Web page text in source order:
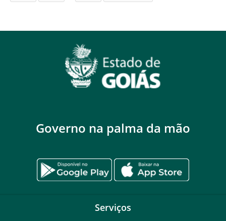
Governo na palma da mão
Serviços